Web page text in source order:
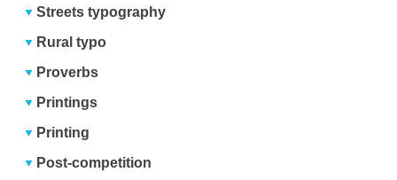
Streets typography
Rural typo
Proverbs
Printings
Printing
Post-competition